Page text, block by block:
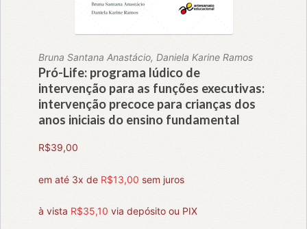
Bruna Santana Anastácio, Daniela Karine Ramos
Pró-Life: programa lúdico de
intervenção para as funções executivas:
intervenção precoce para crianças dos
anos iniciais do ensino fundamental
R$39,00
em até 3x de R$13,00 sem juros
à vista R$35,10 via depósito ou PIX